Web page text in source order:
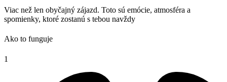
Viac než len obyčajný zájazd. Toto sú emócie, atmosféra a
spomienky, ktoré zostanú s tebou navždy
Ako to funguje
1